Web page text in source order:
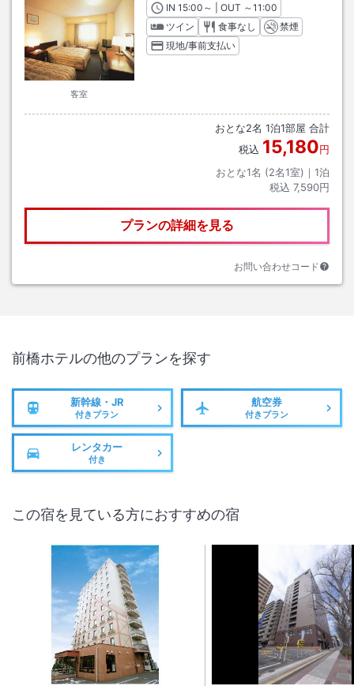
客室
INチェックイン
15:00 ～ | OUT チェックアウト
～11:00
ツイン
食事なし
禁煙
現地/事前支払い
おとな2名 1泊1部屋 合計
税込 15,180円
おとな1名 (2名1室)｜ 1泊
税込 7,590円
プランの詳細を見る
お問い合わせコード
前橋ホテルの他のプランを探す
新幹線・JR
付きプラン
航空券
付きプラン
レンタカー
付き
この宿を見ている方におすすめの宿